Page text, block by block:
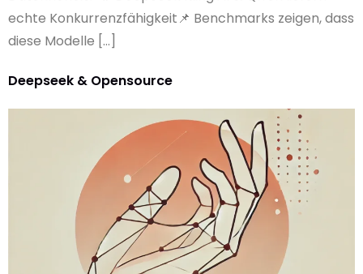
echte Konkurrenzfähigkeit📌 Benchmarks zeigen, dass
diese Modelle […]
Deepseek & Opensource